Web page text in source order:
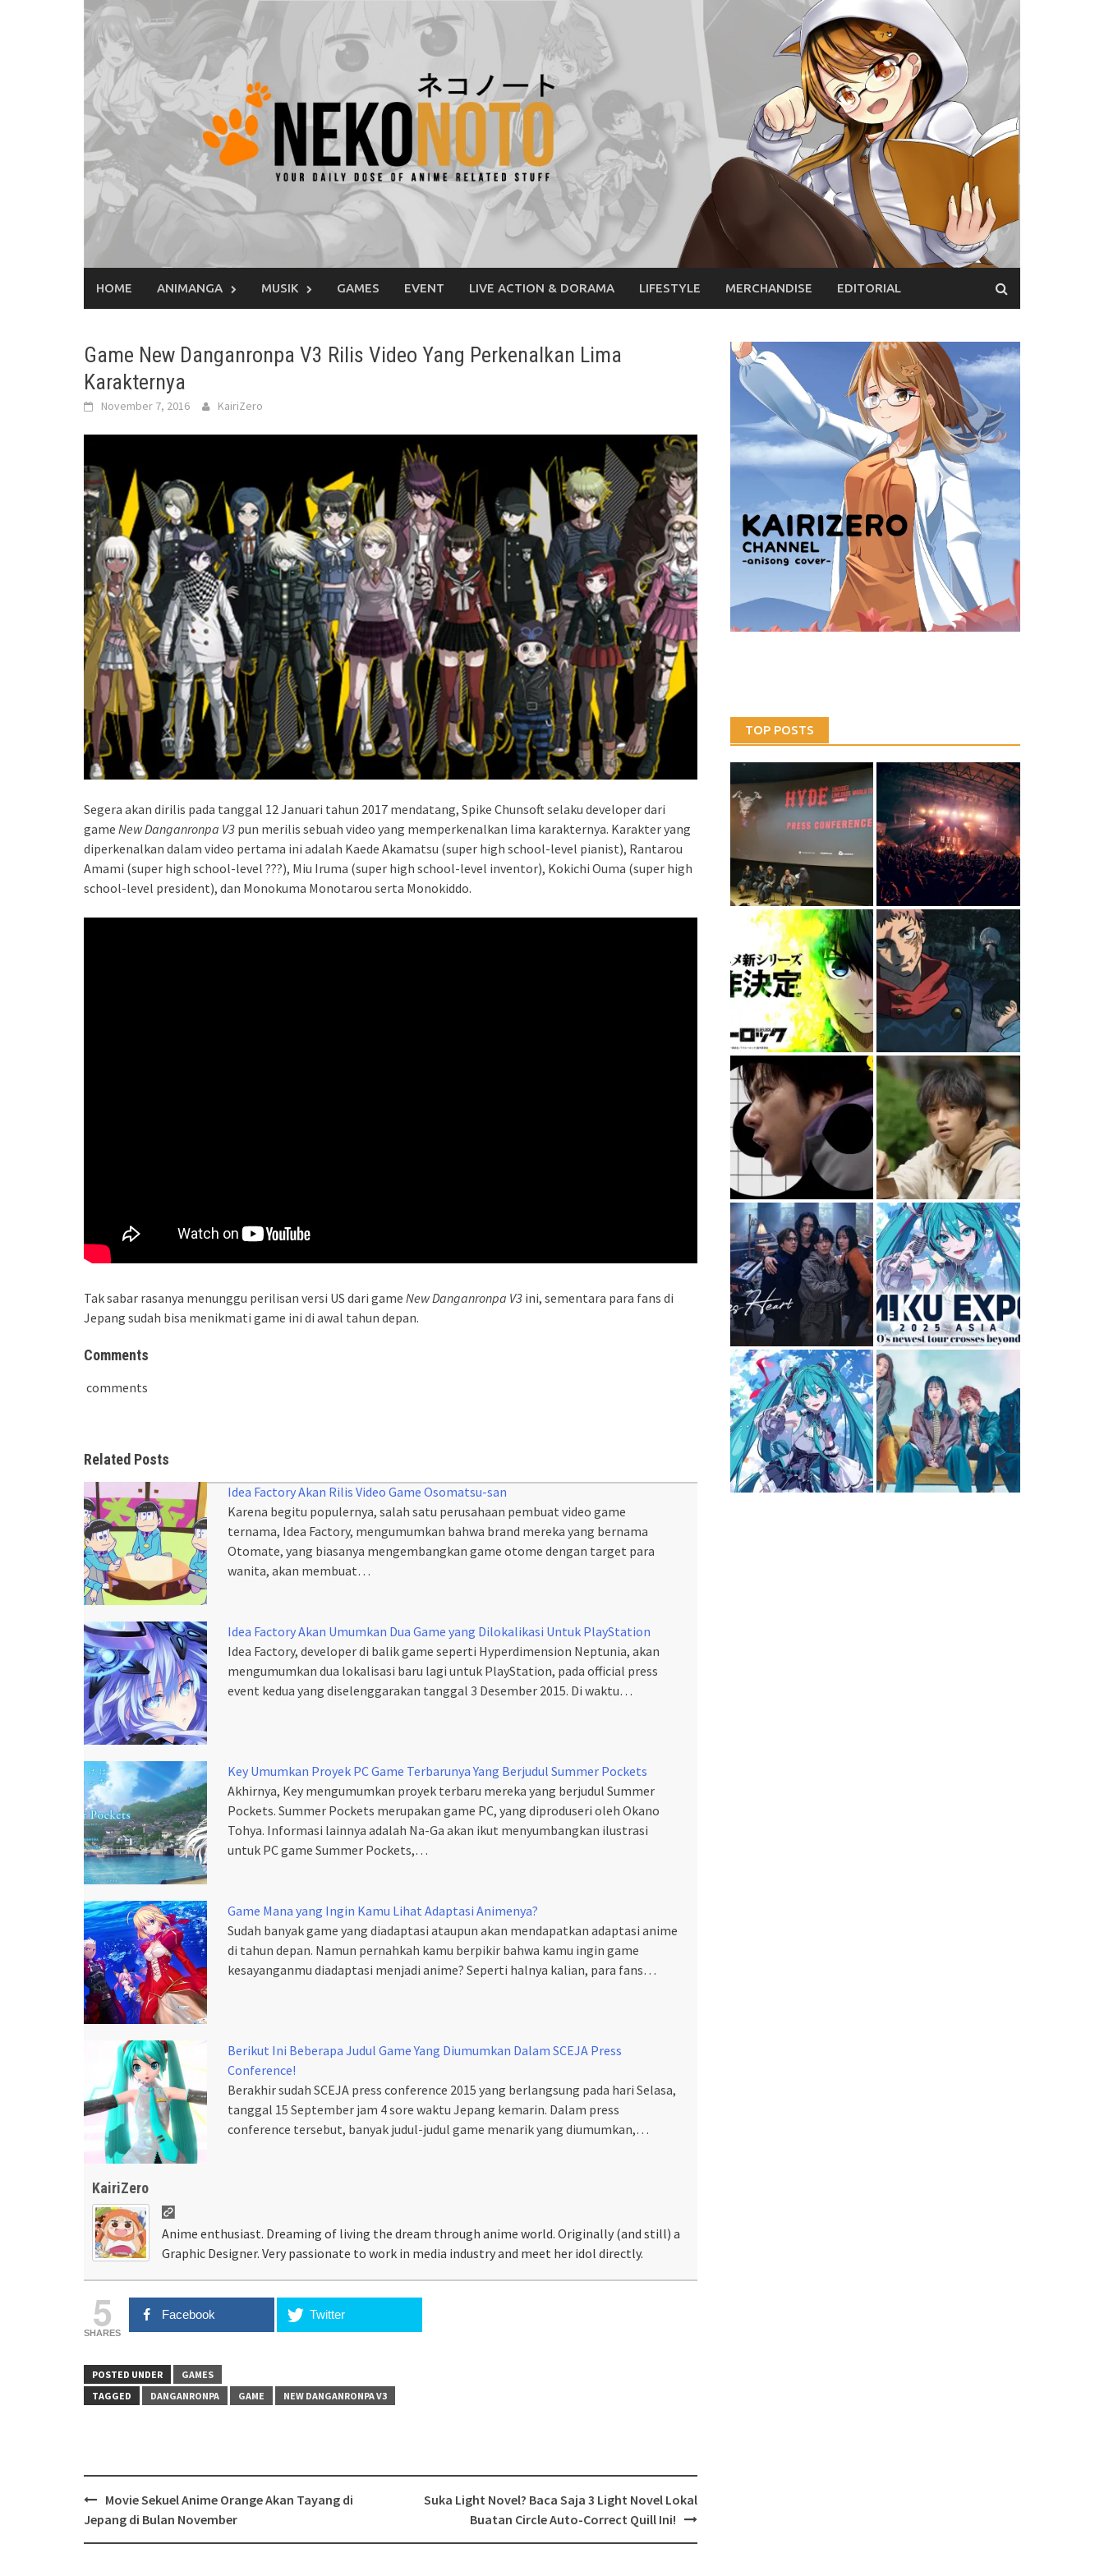
HOME ANIMANGA MUSIK GAMES EVENT LIVE ACTION & DORAMA LIFESTYLE MERCHANDISE EDITORIAL
Game New Danganronpa V3 Rilis Video Yang Perkenalkan Lima
Karakternya
November 7, 2016 KairiZero
Segera akan dirilis pada tanggal 12 Januari tahun 2017 mendatang, Spike Chunsoft selaku developer dari
game New Danganronpa V3 pun merilis sebuah video yang memperkenalkan lima karakternya. Karakter yang
diperkenalkan dalam video pertama ini adalah Kaede Akamatsu (super high school-level pianist), Rantarou
Amami (super high school-level ???), Miu Iruma (super high school-level inventor), Kokichi Ouma (super high
school-level president), dan Monokuma Monotarou serta Monokiddo.
Tak sabar rasanya menunggu perilisan versi US dari game New Danganronpa V3 ini, sementara para fans di
Jepang sudah bisa menikmati game ini di awal tahun depan.
Comments
comments
Related Posts
Idea Factory Akan Rilis Video Game Osomatsu-san
Karena begitu populernya, salah satu perusahaan pembuat video game
ternama, Idea Factory, mengumumkan bahwa brand mereka yang bernama
Otomate, yang biasanya mengembangkan game otome dengan target para
wanita, akan membuat…
Idea Factory Akan Umumkan Dua Game yang Dilokalikasi Untuk PlayStation
Idea Factory, developer di balik game seperti Hyperdimension Neptunia, akan
mengumumkan dua lokalisasi baru lagi untuk PlayStation, pada official press
event kedua yang diselenggarakan tanggal 3 Desember 2015. Di waktu…
Key Umumkan Proyek PC Game Terbarunya Yang Berjudul Summer Pockets
Akhirnya, Key mengumumkan proyek terbaru mereka yang berjudul Summer
Pockets. Summer Pockets merupakan game PC, yang diproduseri oleh Okano
Tohya. Informasi lainnya adalah Na-Ga akan ikut menyumbangkan ilustrasi
untuk PC game Summer Pockets,…
Game Mana yang Ingin Kamu Lihat Adaptasi Animenya?
Sudah banyak game yang diadaptasi ataupun akan mendapatkan adaptasi anime
di tahun depan. Namun pernahkah kamu berpikir bahwa kamu ingin game
kesayanganmu diadaptasi menjadi anime? Seperti halnya kalian, para fans…
Berikut Ini Beberapa Judul Game Yang Diumumkan Dalam SCEJA Press
Conference!
Berakhir sudah SCEJA press conference 2015 yang berlangsung pada hari Selasa,
tanggal 15 September jam 4 sore waktu Jepang kemarin. Dalam press
conference tersebut, banyak judul-judul game menarik yang diumumkan,…
KairiZero
Anime enthusiast. Dreaming of living the dream through anime world. Originally (and still) a
Graphic Designer. Very passionate to work in media industry and meet her idol directly.
5
SHARES
Facebook Twitter
POSTED UNDER
GAMES
TAGGED
DANGANRONPA GAME NEW DANGANRONPA V3
Post
navigation
Movie Sekuel Anime Orange Akan Tayang di
Jepang di Bulan November
Suka Light Novel? Baca Saja 3 Light Novel Lokal
Buatan Circle Auto-Correct Quill Ini!
TOP POSTS